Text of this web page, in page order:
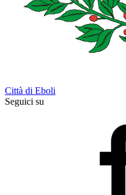
Città di Eboli
Seguici su